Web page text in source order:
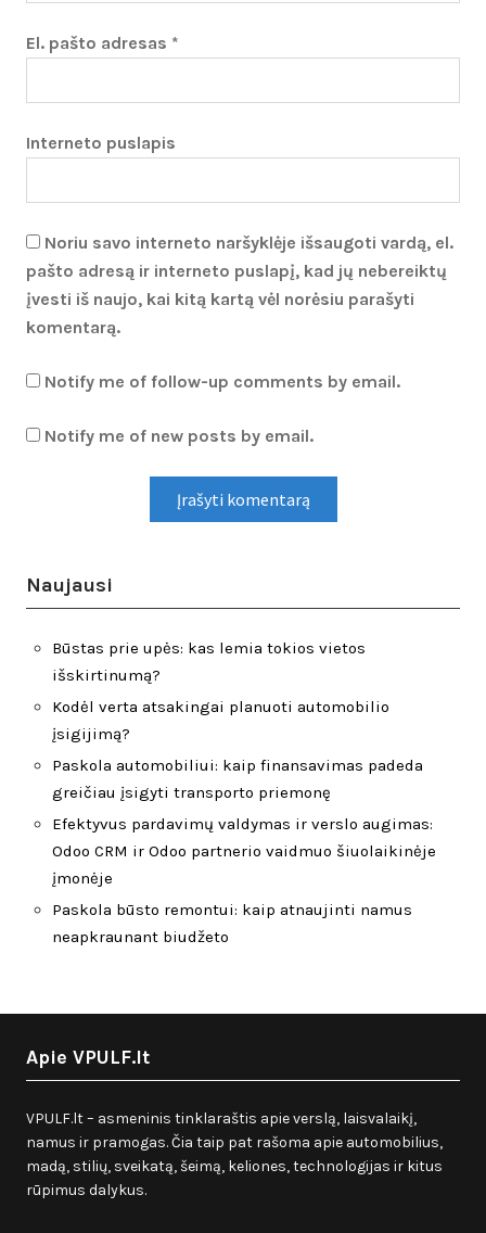
El. pašto adresas *
Interneto puslapis
Noriu savo interneto naršyklėje išsaugoti vardą, el.
pašto adresą ir interneto puslapį, kad jų nebereiktų
įvesti iš naujo, kai kitą kartą vėl norėsiu parašyti
komentarą.
Notify me of follow-up comments by email.
Notify me of new posts by email.
Naujausi
Būstas prie upės: kas lemia tokios vietos
išskirtinumą?
Kodėl verta atsakingai planuoti automobilio
įsigijimą?
Paskola automobiliui: kaip finansavimas padeda
greičiau įsigyti transporto priemonę
Efektyvus pardavimų valdymas ir verslo augimas:
Odoo CRM ir Odoo partnerio vaidmuo šiuolaikinėje
įmonėje
Paskola būsto remontui: kaip atnaujinti namus
neapkraunant biudžeto
Apie VPULF.lt
VPULF.lt – asmeninis tinklaraštis apie verslą, laisvalaikį,
namus ir pramogas. Čia taip pat rašoma apie automobilius,
madą, stilių, sveikatą, šeimą, keliones, technologijas ir kitus
rūpimus dalykus.